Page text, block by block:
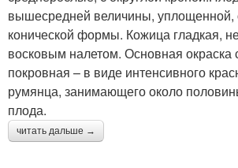
вышесредней величины, уплощенной,
конической формы. Кожица гладкая,
восковым налетом. Основная окраска
покровная – в виде интенсивного
румянца, занимающего около
плода.
читать дальше →